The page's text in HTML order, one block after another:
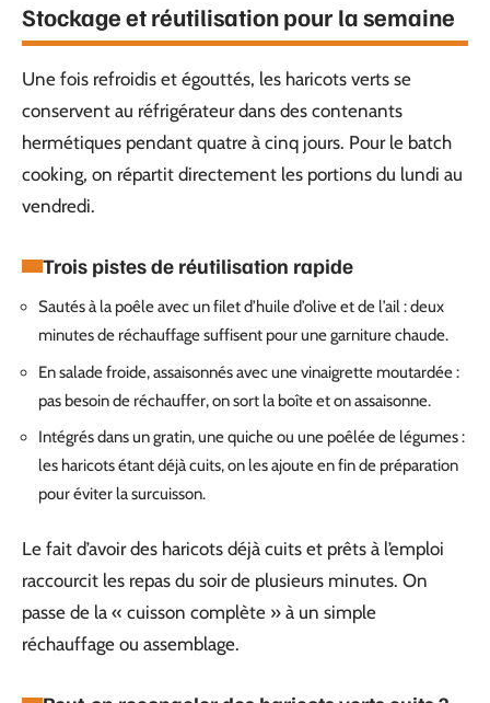
Stockage et réutilisation pour la semaine
Une fois refroidis et égouttés, les haricots verts se
conservent au réfrigérateur dans des contenants
hermétiques pendant quatre à cinq jours. Pour le batch
cooking, on répartit directement les portions du lundi au
vendredi.
Trois pistes de réutilisation rapide
Sautés à la poêle avec un filet d’huile d’olive et de l’ail : deux
minutes de réchauffage suffisent pour une garniture chaude.
En salade froide, assaisonnés avec une vinaigrette moutardée :
pas besoin de réchauffer, on sort la boîte et on assaisonne.
Intégrés dans un gratin, une quiche ou une poêlée de légumes :
les haricots étant déjà cuits, on les ajoute en fin de préparation
pour éviter la surcuisson.
Le fait d’avoir des haricots déjà cuits et prêts à l’emploi
raccourcit les repas du soir de plusieurs minutes. On
passe de la « cuisson complète » à un simple
réchauffage ou assemblage.